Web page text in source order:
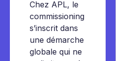
Chez APL, le
commissioning
s’inscrit dans
une démarche
globale qui ne